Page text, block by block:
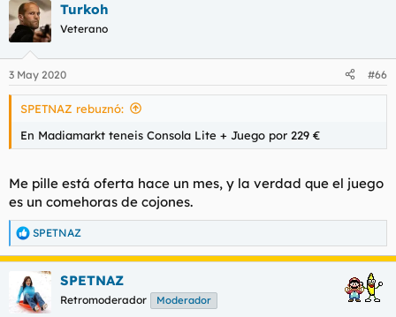
Turkoh
Veterano
3 May 2020 #66
SPETNAZ rebuznó:
En Madiamarkt teneis Consola Lite + Juego por 229 €
Me pille está oferta hace un mes, y la verdad que el juego
es un comehoras de cojones.
R
e
a
c
i
SPETNAZ
SPETNAZ
Retromoderador Moderador